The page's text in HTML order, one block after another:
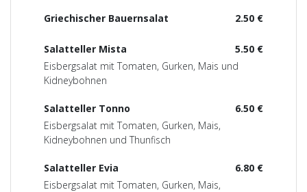
2.50 €
Griechischer Bauernsalat
5.50 €
Salatteller Mista
Eisbergsalat mit Tomaten, Gurken, Mais und
Kidneybohnen
6.50 €
Salatteller Tonno
Eisbergsalat mit Tomaten, Gurken, Mais,
Kidneybohnen und Thunfisch
6.80 €
Salatteller Evia
Eisbergsalat mit Tomaten, Gurken, Mais,